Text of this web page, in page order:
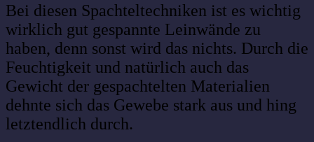
Bei diesen Spachteltechniken ist es wichtig
wirklich gut gespannte Leinwände zu
haben, denn sonst wird das nichts. Durch die
Feuchtigkeit und natürlich auch das
Gewicht der gespachtelten Materialien
dehnte sich das Gewebe stark aus und hing
letztendlich durch.